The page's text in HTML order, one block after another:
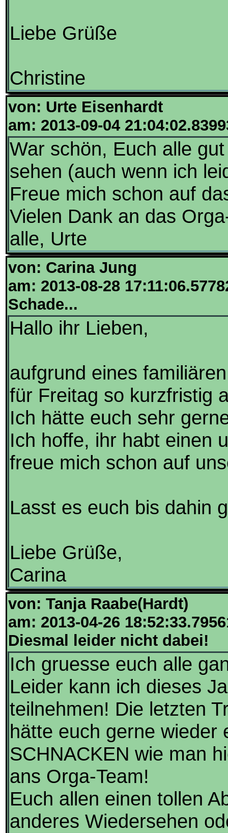
Liebe Grüße
Christine
von: Urte Eisenhardt
am: 2013-09-04
War schön, Euch alle
sehen (auch wenn ich
Freue mich schon auf
Vielen Dank an das
alle, Urte
von: Carina Jung
am: 2013-08-28
Schade...
Hallo ihr Lieben,
aufgrund eines
für Freitag so kurzfristig
Ich hätte euch sehr
Ich hoffe, ihr habt einen
freue mich schon auf
Lasst es euch bis dahin
Liebe Grüße,
Carina
von: Tanja Raabe(Hardt)
am: 2013-04-26
Diesmal leider nicht dabei!
Ich gruesse euch alle
Leider kann ich dieses
teilnehmen! Die letzten
hätte euch gerne wieder
SCHNACKEN wie man
ans Orga-Team!
Euch allen einen tollen
anderes Wiedersehen